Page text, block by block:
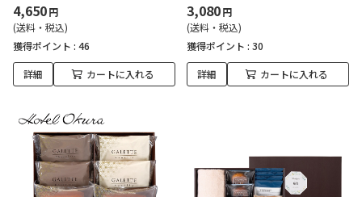
4,650円
(送料・税込)
獲得ポイント : 46
詳細 カートに入れる
3,080円
(送料・税込)
獲得ポイント : 30
詳細 カートに入れる